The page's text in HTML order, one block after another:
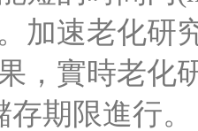
加速老化研
，實時老化
期限進行。